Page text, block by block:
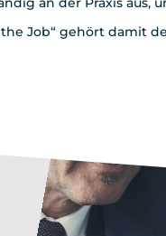
Job“ gehört damit